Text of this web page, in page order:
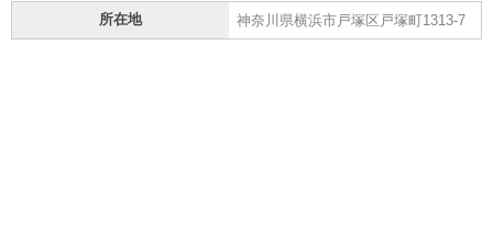
所在地 神奈川県横浜市戸塚区戸塚町1313-7